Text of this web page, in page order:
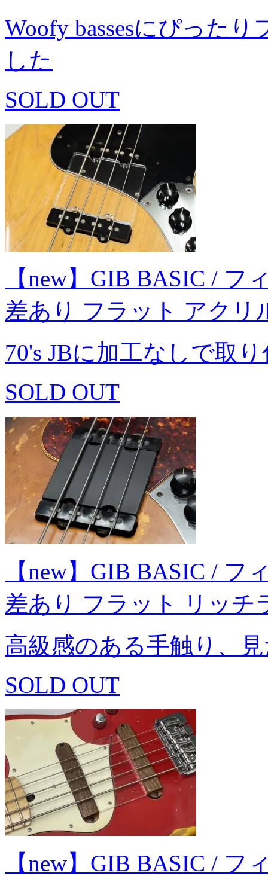
Woofy bassesにぴった
した
SOLD OUT
【new】GIB BASIC / フ
差あり フラット アクリ
70's JBに加工なしで取
SOLD OUT
【new】GIB BASIC / フ
差あり フラット リッチ
高級感のある手触り、
SOLD OUT
【new】GIB BASIC / フ